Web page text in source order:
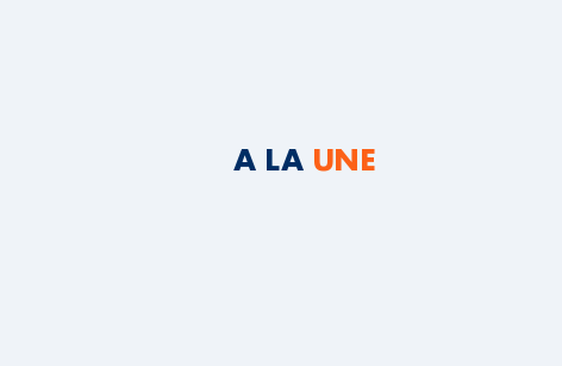
A LA UNE